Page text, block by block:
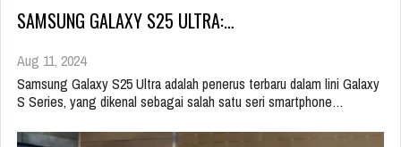
SAMSUNG GALAXY S25 ULTRA:…
Aug 11, 2024
Samsung Galaxy S25 Ultra adalah penerus terbaru dalam lini Galaxy
S Series, yang dikenal sebagai salah satu seri smartphone…